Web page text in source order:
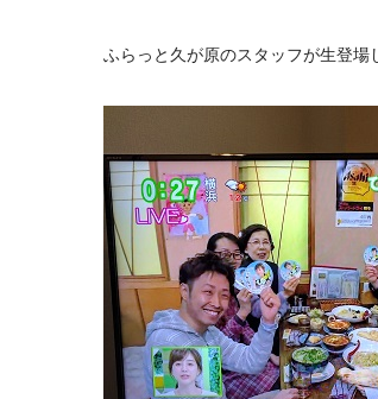
ふらっと久が原のスタッフが生登場